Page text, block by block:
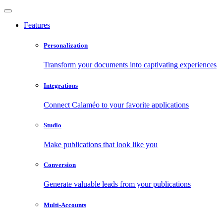
Features
Personalization
Transform your documents into captivating experiences
Integrations
Connect Calaméo to your favorite applications
Studio
Make publications that look like you
Conversion
Generate valuable leads from your publications
Multi-Accounts